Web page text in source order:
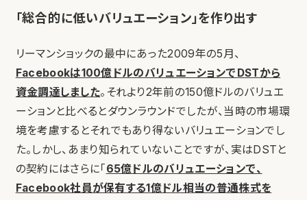
「総合的に低いバリュエーション」を作り出す
リーマンショックの最中にあった2009年の5月、
Facebookは100億ドルのバリュエーションでDSTから
資金調達しました。それより2年前の150億ドルのバリュエ
ーションと比べるとダウンラウンドでしたが、当時の市場環
境を考慮するとそれでもあり得ないバリュエーションでし
た。しかし、あまり知られていないことですが、実はDSTと
の契約にはさらに「65億ドルのバリュエーションで、
Facebook社員が保有する1億ドル相当の普通株式を